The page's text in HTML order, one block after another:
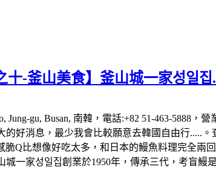
十-釜山美食】釜山城一家성일
Jung-gu, Busan, 南韓，電話:+82 51-463-5888
的好消息，最少我會比較願意去韓國自由行.....
脆Q比想像好吃太多，和日本的鰻魚料理完全兩
城一家성일집創業於1950年，傳承三代，考盲